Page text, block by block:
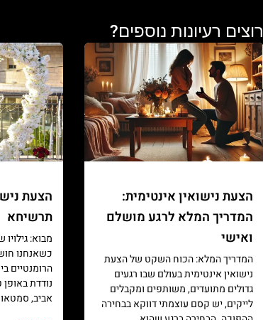
רוצים רעיונות נוספים?
הצעת נישואין אינטימית:
המדריך המלא לרגע מושלם
ואישי
המדריך המלא: הכוח השקט של הצעת
נישואין אינטימית בעולם שבו רגעים
גדולים מתועדים, משותפים ומקבלים
לייקים, יש קסם עוצמתי דווקא בבחירה
הצעת
תרשיחא
מבוא: גילויו
כשאנחנו
הרומנטיים
נודדת
אביב,